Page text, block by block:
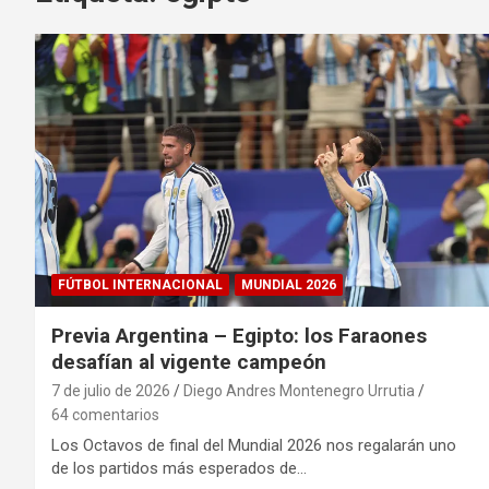
FÚTBOL INTERNACIONAL MUNDIAL 2026
Previa Argentina – Egipto: los Faraones
desafían al vigente campeón
7 de julio de 2026
Diego Andres Montenegro Urrutia
64 comentarios
Los Octavos de final del Mundial 2026 nos regalarán uno
de los partidos más esperados de…